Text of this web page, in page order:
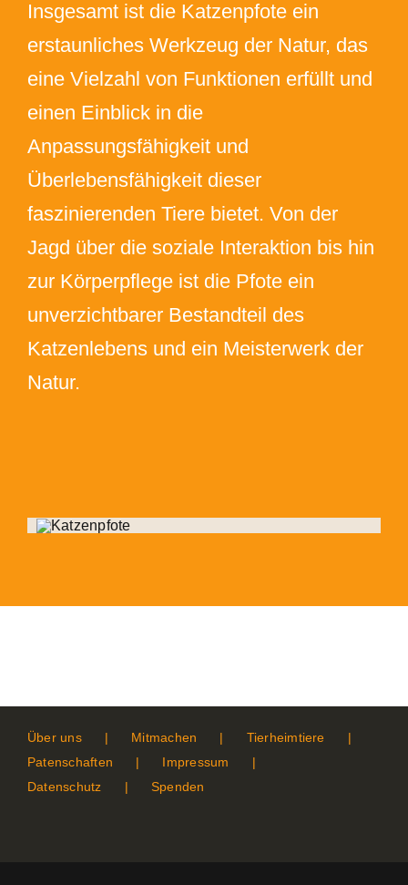
Insgesamt ist die Katzenpfote ein
erstaunliches Werkzeug der Natur, das
eine Vielzahl von Funktionen erfüllt und
einen Einblick in die
Anpassungsfähigkeit und
Überlebensfähigkeit dieser
faszinierenden Tiere bietet. Von der
Jagd über die soziale Interaktion bis hin
zur Körperpflege ist die Pfote ein
unverzichtbarer Bestandteil des
Katzenlebens und ein Meisterwerk der
Natur.
Über uns Mitmachen
Tierheimtiere
Patenschaften
Impressum
Datenschutz
Spenden